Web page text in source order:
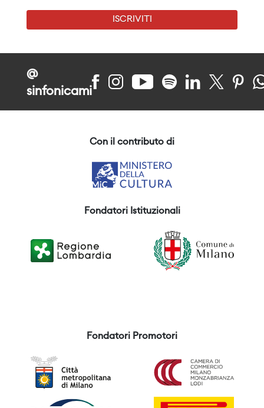
ISCRIVITI
@
sinfonicami
Con il contributo di
Fondatori Istituzionali
Fondatori Promotori